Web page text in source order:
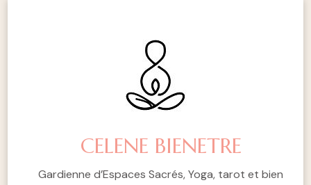
CELENE BIENETRE
Gardienne d’Espaces Sacrés, Yoga, tarot et bien